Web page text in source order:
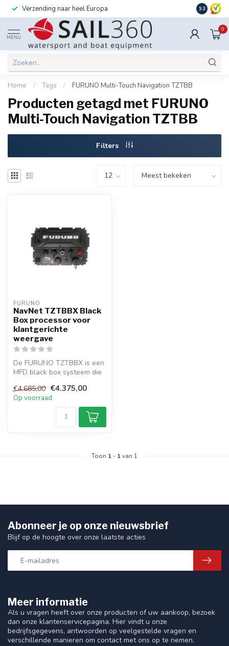
Verzending naar heel Europa Ook
9.3
MENU
0
Home / Tags / FURUNO Multi-Touch Navigation TZTBB
Producten getagd met FURUNO
Multi-Touch Navigation TZTBB
Filters
FURUNO
NavNet TZTBBX Black
Box processor voor
klantgerichte
weergave
De FURUNO TZTBBX is een
MFD black box systeem die
met v...
€4.685,00 €4.375,00
Op voorraad
Toon 1 - 1van 1
Meer informatie
Als u vragen heeft over onze producten of uw aankoop, bezoek
dan onze klantenservicepagina. Hier vindt u onze
bedrijfsgegevens, antwoorden op veelgestelde vragen en
verschillende manieren om contact met ons op te nemen.
Abonneer je op onze nieuwsbrief
Blijf op de hoogte over onze laatste acties